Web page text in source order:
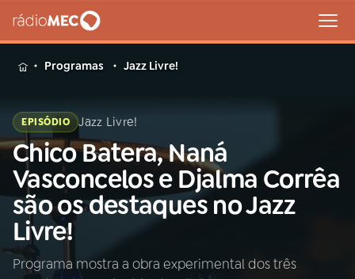
MENU
Buscar
na
Rádio
MEC
Buscar
Programas Jazz Livre!
EPISÓDIO Jazz Livre!
Chico Batera, Naná
Vasconcelos e Djalma Corrêa
são os destaques no Jazz
Livre!
Programa mostra a obra experimental dos três